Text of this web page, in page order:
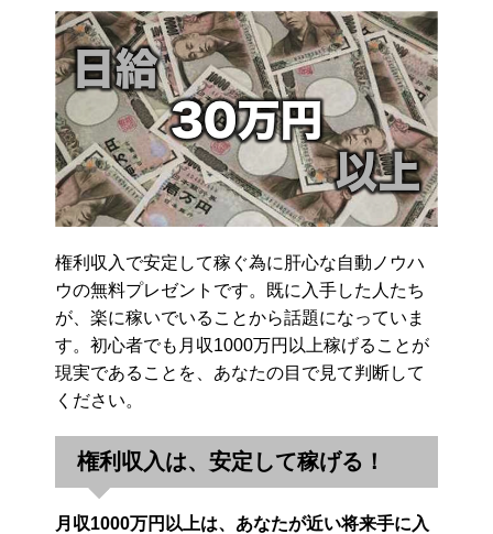
権利収入で安定して稼ぐ為に肝心な自動ノウハ
ウの無料プレゼントです。既に入手した人たち
が、楽に稼いでいることから話題になっていま
す。初心者でも月収1000万円以上稼げることが
現実であることを、あなたの目で見て判断して
ください。
権利収入は、安定して稼げる！
月収1000万円以上は、あなたが近い将来手に入